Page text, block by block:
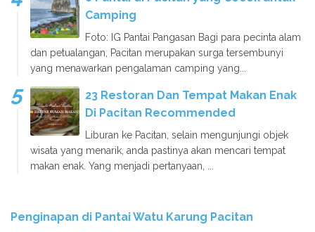
Camping
Foto: IG Pantai Pangasan Bagi para pecinta alam
dan petualangan, Pacitan merupakan surga tersembunyi
yang menawarkan pengalaman camping yang...
23 Restoran Dan Tempat Makan Enak
Di Pacitan Recommended
Liburan ke Pacitan, selain mengunjungi objek
wisata yang menarik, anda pastinya akan mencari tempat
makan enak. Yang menjadi pertanyaan, ...
Penginapan di Pantai Watu Karung Pacitan